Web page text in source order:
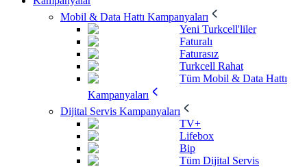
Mobil & Data Hattı Kampanyaları
Yeni Turkcell'liler
Faturalı
Faturasız
Turkcell Rahat
Tüm Mobil & Data Hattı
Kampanyaları
Dijital Servis Kampanyaları
TV+
Lifebox
Bip
Tüm Dijital Servis